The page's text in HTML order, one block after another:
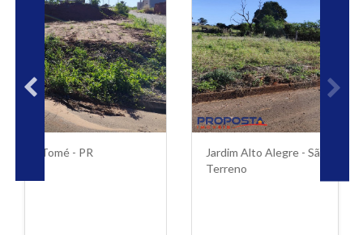
Jardim Alto Alegre - São Tomé - PR